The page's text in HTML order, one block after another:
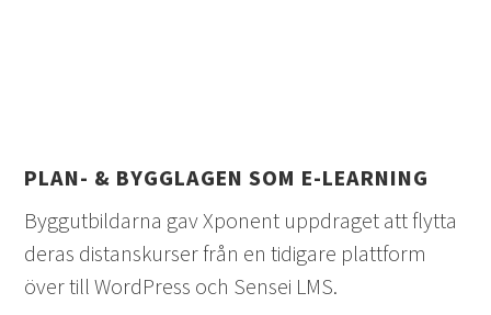
PLAN- & BYGGLAGEN SOM E-LEARNING
Byggutbildarna gav Xponent uppdraget att flytta
deras distanskurser från en tidigare plattform
över till WordPress och Sensei LMS.